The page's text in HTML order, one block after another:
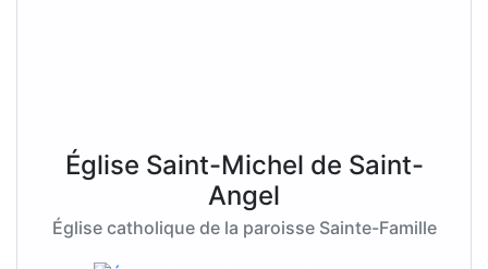
Église Saint-Michel de Saint-
Angel
Église catholique de la paroisse Sainte-Famille